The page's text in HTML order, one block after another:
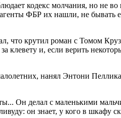
кодекс молчания, но не
ФБР их нашли, не бывать
что крутил роман с Томом
клевету и, если верить
нанял Энтони
Он делал с маленькими
он знает, у кого в шкафу